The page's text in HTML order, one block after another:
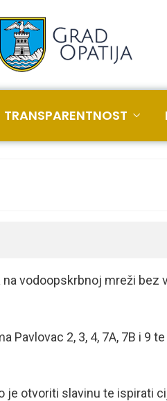
TRANSPARENTNOST
na vodoopskrbnoj mreži bez
Pavlovac 2, 3, 4, 7A, 7B i 9 te
je otvoriti slavinu te ispirati